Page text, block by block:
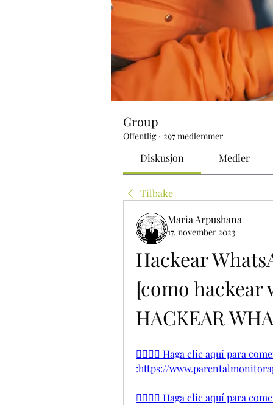
Group
Offentlig · 297 medlemmer
Diskusjon Medier
Tilbake
Maria Arpushana
17. november 2023
Hackear
[como hackear
HACKEAR
👉🏻👉🏻 Haga clic aquí para
:https://
👉🏻👉🏻 Haga clic aquí para